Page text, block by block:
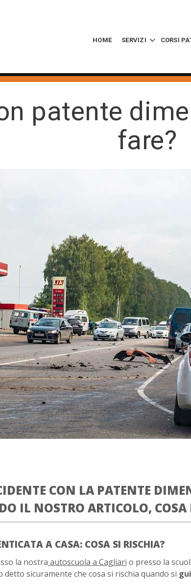
HOME SERVIZI CORSI
patente
fare?
CON LA PATENTE
IL NOSTRO ARTICOLO, COSA
A CASA: COSA SI RISCHIA?
la nostra autoscuola a Cagliari o presso la
sicuramente che cosa si rischia quando si